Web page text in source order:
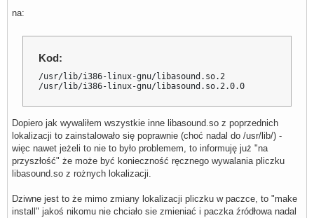
na:
Kod:
/usr/lib/i386-linux-gnu/libasound.so.2
/usr/lib/i386-linux-gnu/libasound.so.2.0.0
Dopiero jak wywaliłem wszystkie inne libasound.so z poprzednich
lokalizacji to zainstalowało się poprawnie (choć nadal do /usr/lib/) -
więc nawet jeżeli to nie to było problemem, to informuję już "na
przyszłość" że może być konieczność ręcznego wywalania pliczku
libasound.so z rożnych lokalizacji.
Dziwne jest to że mimo zmiany lokalizacji pliczku w paczce, to "make
install" jakoś nikomu nie chciało sie zmieniać i paczka źródłowa nadal